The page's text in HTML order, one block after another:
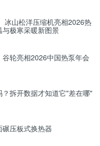
冰山松洋压缩机亮相2026热
极寒采暖新图景
轮亮相2026中国热泵年会
拆开数据才知道它"差在哪"
压板式换热器